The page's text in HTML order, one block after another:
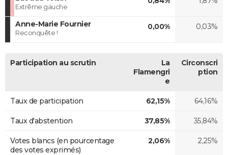
Extrême gauche
Anne-Marie Fournier
Reconquête !
0,00% 0,03%
Participation au scrutin
La
Flamengri
e
Circonscri
ption
Taux de participation 62,15% 64,16%
Taux d'abstention 37,85% 35,84%
Votes blancs (en pourcentage
des votes exprimés)
2,06% 2,25%